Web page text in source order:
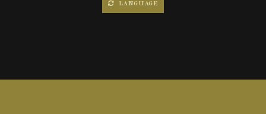
LANGUAGE